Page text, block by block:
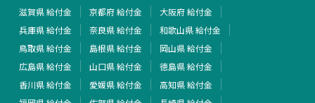
滋賀県 給付金
京都府 給付金
大阪府 給付金
兵庫県 給付金
奈良県 給付金
和歌山県 給付金
鳥取県 給付金
島根県 給付金
岡山県 給付金
広島県 給付金
山口県 給付金
徳島県 給付金
香川県 給付金
愛媛県 給付金
高知県 給付金